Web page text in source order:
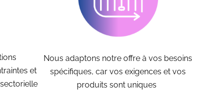
et
Nous adaptons notre offre à vos besoins
spécifiques, car vos exigences et vos
produits sont uniques